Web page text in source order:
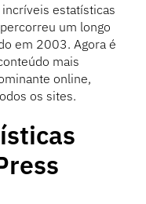
estatísticas
um longo
em 2003. Agora é
mais
online,
os sites.